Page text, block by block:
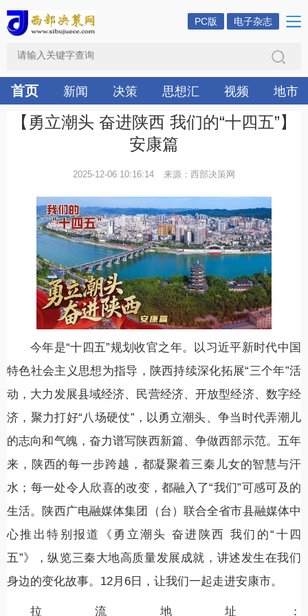
PC版 电子杂志
首页 新闻 决策 思想汇 视频 地市
【勇立潮头 奋进陕西 我们的“十四五”】
安康篇
2025-12-06 10:16:14 来源：西部决策网
今年是“十四五”规划收官之年。以习近平新时代中国
特色社会主义思想为指导，陕西持续深化拓展“三个年”活
动，大力发展县域经济、民营经济、开放型经济、数字经
济，聚力打好“八场硬仗”，以勇立潮头、争当时代弄潮儿
的志向和气魄，奋力谱写陕西新篇、争做西部示范。五年
来，陕西的每一步跨越，都凝聚着三秦儿女的智慧与汗
水；每一处令人欣喜的改变，都融入了“我们”可感可及的
生活。陕西广电融媒体集团（台）联合全省市县融媒体中
心推出特别报道《勇立潮头 奋进陕西 我们的“十四
五”》，纵览三秦大地高质量发展成就，讲述发生在我们
身边的变化故事。12月6日，让我们一起走进安康市。
拉流地址：